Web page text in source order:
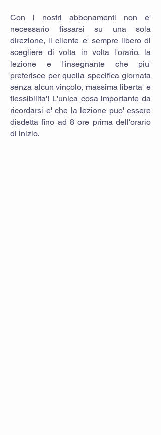
Con i nostri abbonamenti non e'
necessario fissarsi su una sola
direzione, il cliente e' sempre libero di
scegliere di volta in volta l'orario, la
lezione e l'insegnante che piu'
preferisce per quella specifica giornata
senza alcun vincolo, massima liberta' e
flessibilita'! L'unica cosa importante da
ricordarsi e' che la lezione puo' essere
disdetta fino ad 8 ore prima dell'orario
di inizio.